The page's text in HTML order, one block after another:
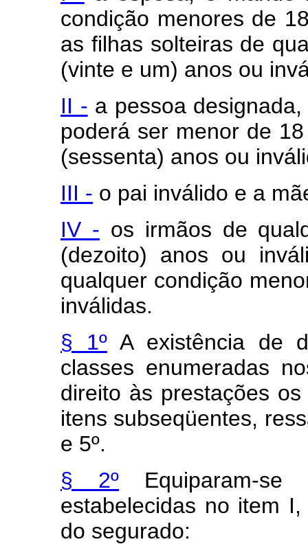
condição menores de
as filhas solteiras de
(vinte e um) anos ou
II - a pessoa
poderá ser menor de
(sessenta) anos ou
III - o pai inválido e a
IV - os irmãos de
(dezoito) anos ou
qualquer condição
inválidas.
§ 1ºA existência de
classes enumeradas
direito às prestações
itens subseqüentes,
e 5º.
§ 2º Equiparam-
estabelecidas no item
do segurado: